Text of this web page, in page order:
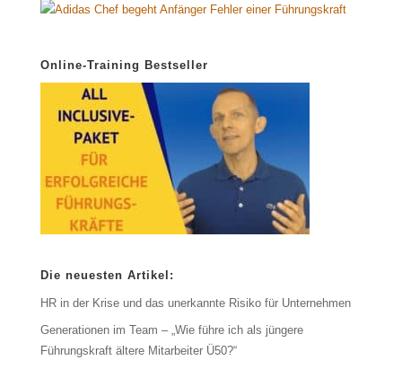
Online-Training Bestseller
Die neuesten Artikel:
HR in der Krise und das unerkannte Risiko für Unternehmen
Generationen im Team – „Wie führe ich als jüngere
Führungskraft ältere Mitarbeiter Ü50?“